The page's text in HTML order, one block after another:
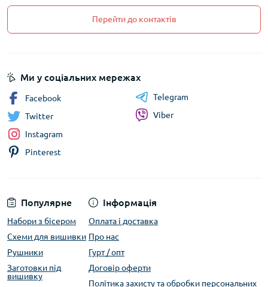
Перейти до контактів
Популярне
Набори з бісером
Схеми для вишивки
Рушники
Заготовки під
вишивку
Інформація
Оплата і доставка
Про нас
Гурт / опт
Договір оферти
Політика захисту та обробки персональних
Ми у соціальних мережах
Facebook
Twitter
Instagram
Pinterest
Telegram
Viber